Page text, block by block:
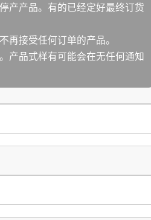
产产品。有的已经定好最终订货
再接受任何订单的产品。
产品式样有可能会在无任何通知